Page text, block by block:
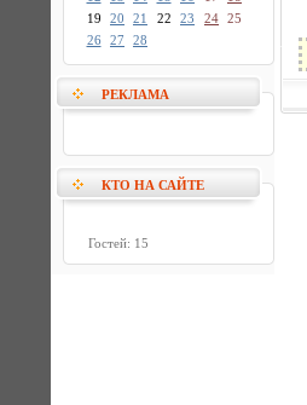
19
20 21 22 23 24 25
26
27 28
РЕКЛАМА
КТО НА САЙТЕ
Гостей: 15